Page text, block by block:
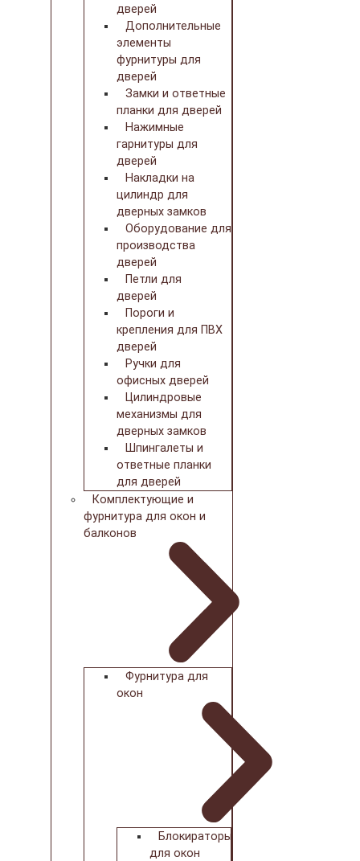
дверей
Дополнительные
элементы
фурнитуры для
дверей
Замки и ответные
планки для дверей
Нажимные
гарнитуры для
дверей
Накладки на
цилиндр для
дверных замков
Оборудование для
производства
дверей
Петли для
дверей
Пороги и
крепления для ПВХ
дверей
Ручки для
офисных дверей
Цилиндровые
механизмы для
дверных замков
Шпингалеты и
ответные планки
для дверей
Комплектующие и
фурнитура для окон и
балконов
Фурнитура для
окон
Блокираторы
для окон